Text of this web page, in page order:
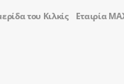
του Κιλκίς Εταιρία